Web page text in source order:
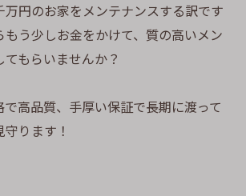
円のお家をメンテナンスする訳です
もう少しお金をかけて、質の高いメン
もらいませんか？
で高品質、手厚い保証で長期に渡って
ります！